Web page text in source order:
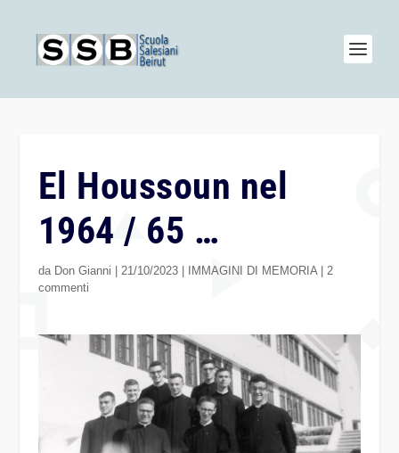
El Houssoun nel
1964 / 65 …
da Don Gianni 21/10/2023| IMMAGINI DI MEMORIA| 2
commenti